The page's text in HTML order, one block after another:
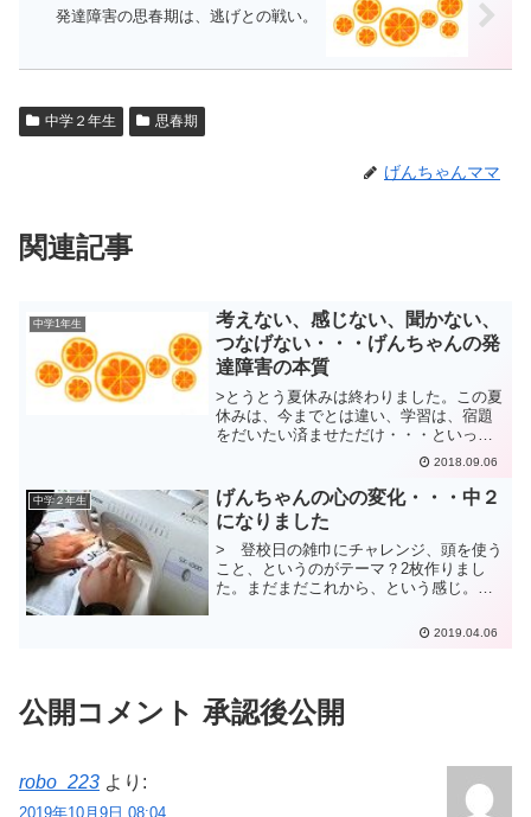
発達障害の思春期は、逃げとの戦い。
中学２年生 思春期
げんちゃんママ
関連記事
中学1年生
考えない、感じない、聞かない、
つなげない・・・げんちゃんの発
達障害の本質
>とうとう夏休みは終わりました。この夏
休みは、今までとは違い、学習は、宿題
をだいたい済ませただけ・・・といって
も、この膨大な宿題をそこそこ終えたの
だから、のんびりさせていたわけでもな
く、それなりには、やらせた、と言える
でしょう。げんちゃんの...
2018.09.06
中学２年生
げんちゃんの心の変化・・・中２
になりました
> 登校日の雑巾にチャレンジ、頭を使う
こと、というのがテーマ？2枚作りまし
た。まだまだこれから、という感じ。蝶
中２になりました～。今日は、野球の合
2019.04.06
公開コメント 承認後公開
robo_223 より:
2019年10月9日 08:04